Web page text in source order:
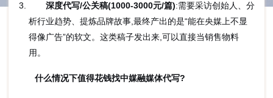
深度代写/公关稿(1000-3000元/篇):需要采访创始人、分
析行业趋势、提炼品牌故事,最终产出的是“能在央媒上不显
得像广告”的软文。这类稿子发出来,可以直接当销售物料
用。
什么情况下值得花钱找中媒融媒体代写?